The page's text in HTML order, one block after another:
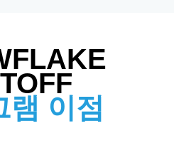
램 이점